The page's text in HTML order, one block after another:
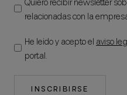
Quiero recibir newsletter
relacionadas con la
He leído y acepto el aviso
portal.
INSCRIBIRSE